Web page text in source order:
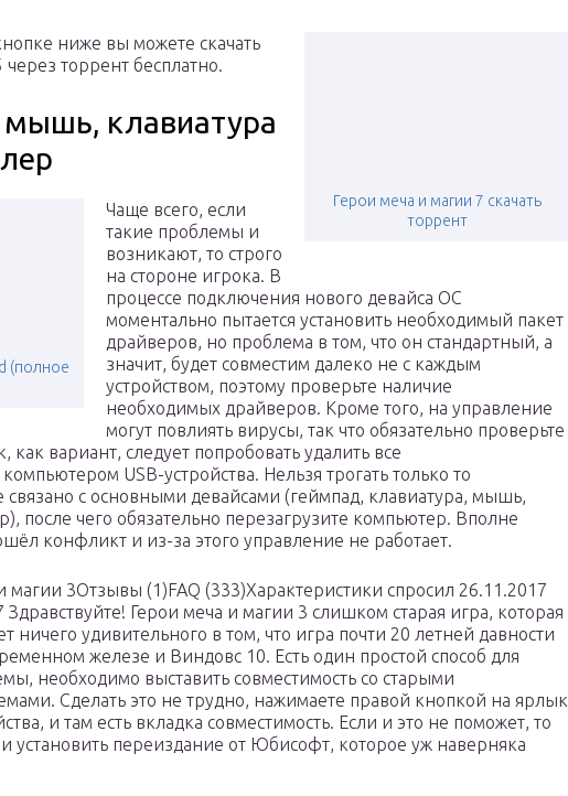
Герои меча и магии 7 скачать
торрент
ниже вы можете скачать
торрент бесплатно.
мышь, клавиатура
(полное
Чаще всего, если
такие проблемы и
возникают, то строго
на стороне игрока. В
процессе подключения нового девайса ОС
моментально пытается установить необходимый пакет
драйверов, но проблема в том, что он стандартный, а
значит, будет совместим далеко не с каждым
устройством, поэтому проверьте наличие
необходимых драйверов. Кроме того, на управление
могут повлиять вирусы, так что обязательно проверьте
как вариант, следует попробовать удалить все
USB-устройства. Нельзя трогать только то
связано с основными девайсами (геймпад, клавиатура, мышь,
после чего обязательно перезагрузите компьютер. Вполне
конфликт и из-за этого управление не работает.
магии 3Отзывы (1)FAQ (333)Характеристики спросил 26.11.2017
Герои меча и магии 3 слишком старая игра, которая
ничего удивительного в том, что игра почти 20 летней давности
железе и Виндовс 10. Есть один простой способ для
необходимо выставить совместимость со старыми
Сделать это не трудно, нажимаете правой кнопкой на ярлык
и там есть вкладка совместимость. Если и это не поможет, то
и установить переиздание от Юбисофт, которое уж наверняка